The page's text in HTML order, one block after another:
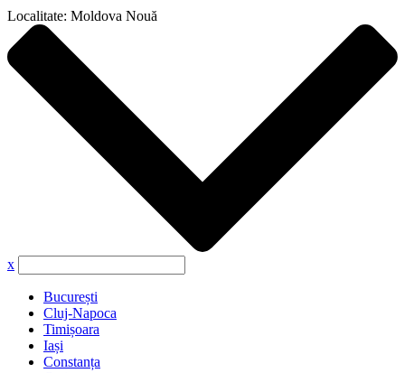
Localitate: Moldova Nouă
x
București
Cluj-Napoca
Timișoara
Iași
Constanța